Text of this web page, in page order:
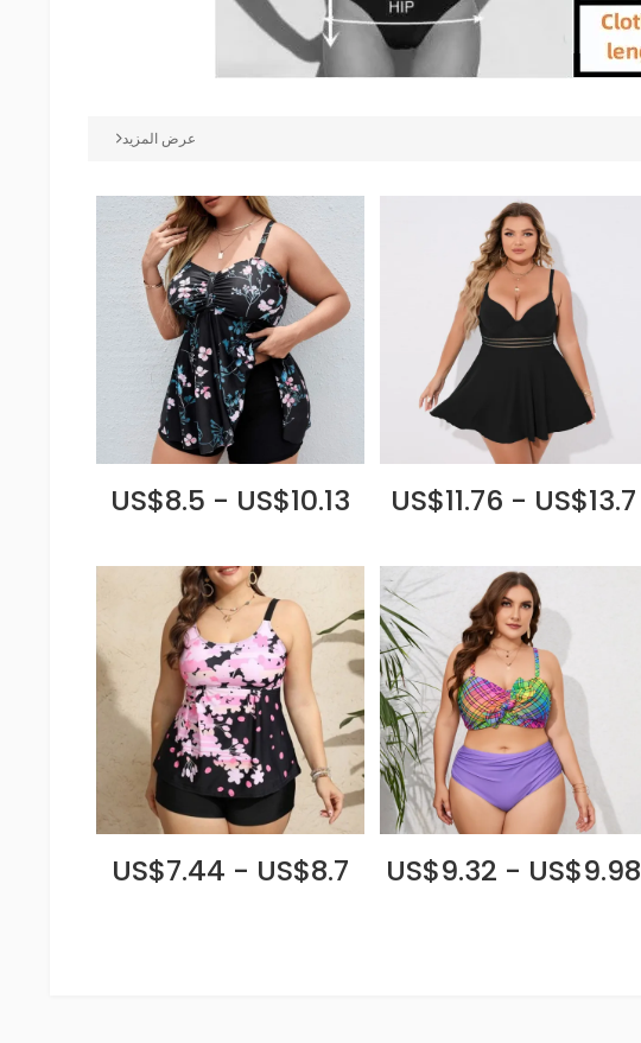
عرض المزيد
US$11.76 - US$13.7
US$8.5 - US$10.13
US$9.32 - US$9.98
US$7.44 - US$8.7